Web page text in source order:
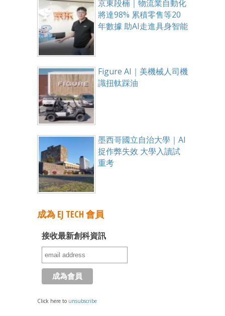
京東段楠｜物流業自動化
將達98% 累積零售等20
年數據 助AI走進具身智能
Figure AI｜美機械人司機
識扭軚踩油
墨西哥國立自治大學｜AI
捉作弊失效 大學入讀試
重考
成為 EJ TECH 會員
接收最新創科資訊
Click here to unsubscribe